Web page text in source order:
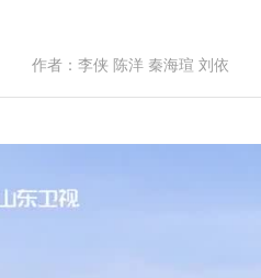
作者： 李侠 陈洋 秦海瑄 刘依